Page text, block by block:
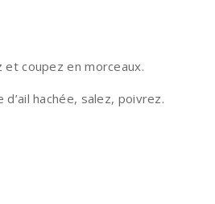
et coupez en morceaux.
hachée, salez, poivrez.